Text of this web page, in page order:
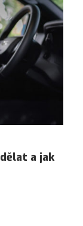
a jak